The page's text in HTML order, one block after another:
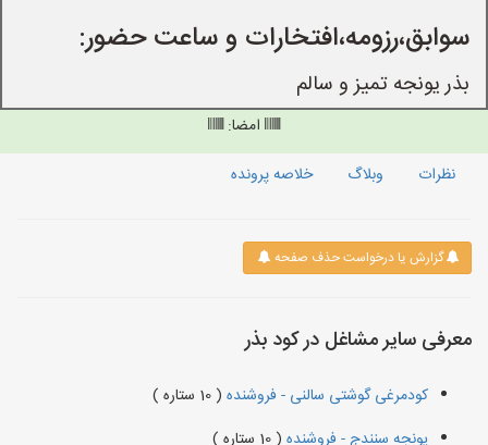
سوابق،رزومه،افتخارات و ساعت حضور:
بذر یونجه تمیز و سالم
امضا:
نظرات
وبلاگ خلاصه پرونده
گزارش یا درخواست حذف صفحه
معرفی سایر مشاغل در کود بذر
کودمرغی گوشتی سالنی - فروشنده ( 10 ستاره )
یونجه سنندج - فروشنده ( 10 ستاره )